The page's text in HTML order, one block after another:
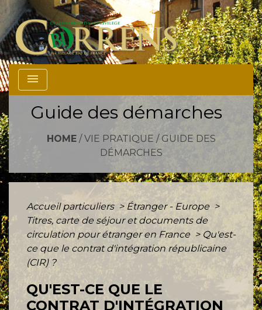
menu
Guide des démarches
HOME/ VIE PRATIQUE / GUIDE DES
DÉMARCHES
Accueil particuliers > Étranger - Europe >
Titres, carte de séjour et documents de
circulation pour étranger en France > Qu'est-
ce que le contrat d'intégration républicaine
(CIR) ?
QU'EST-CE QUE LE
CONTRAT D'INTÉGRATION